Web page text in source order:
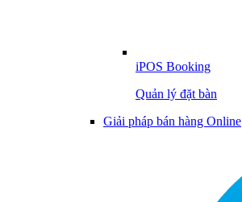
iPOS Booking
Quản lý đặt bàn
Giải pháp bán hàng Online